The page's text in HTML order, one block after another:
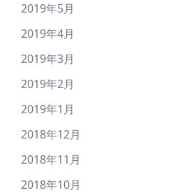
2019年5月
2019年4月
2019年3月
2019年2月
2019年1月
2018年12月
2018年11月
2018年10月